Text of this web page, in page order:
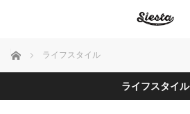
ホーム ライフスタイル
ライフスタイル